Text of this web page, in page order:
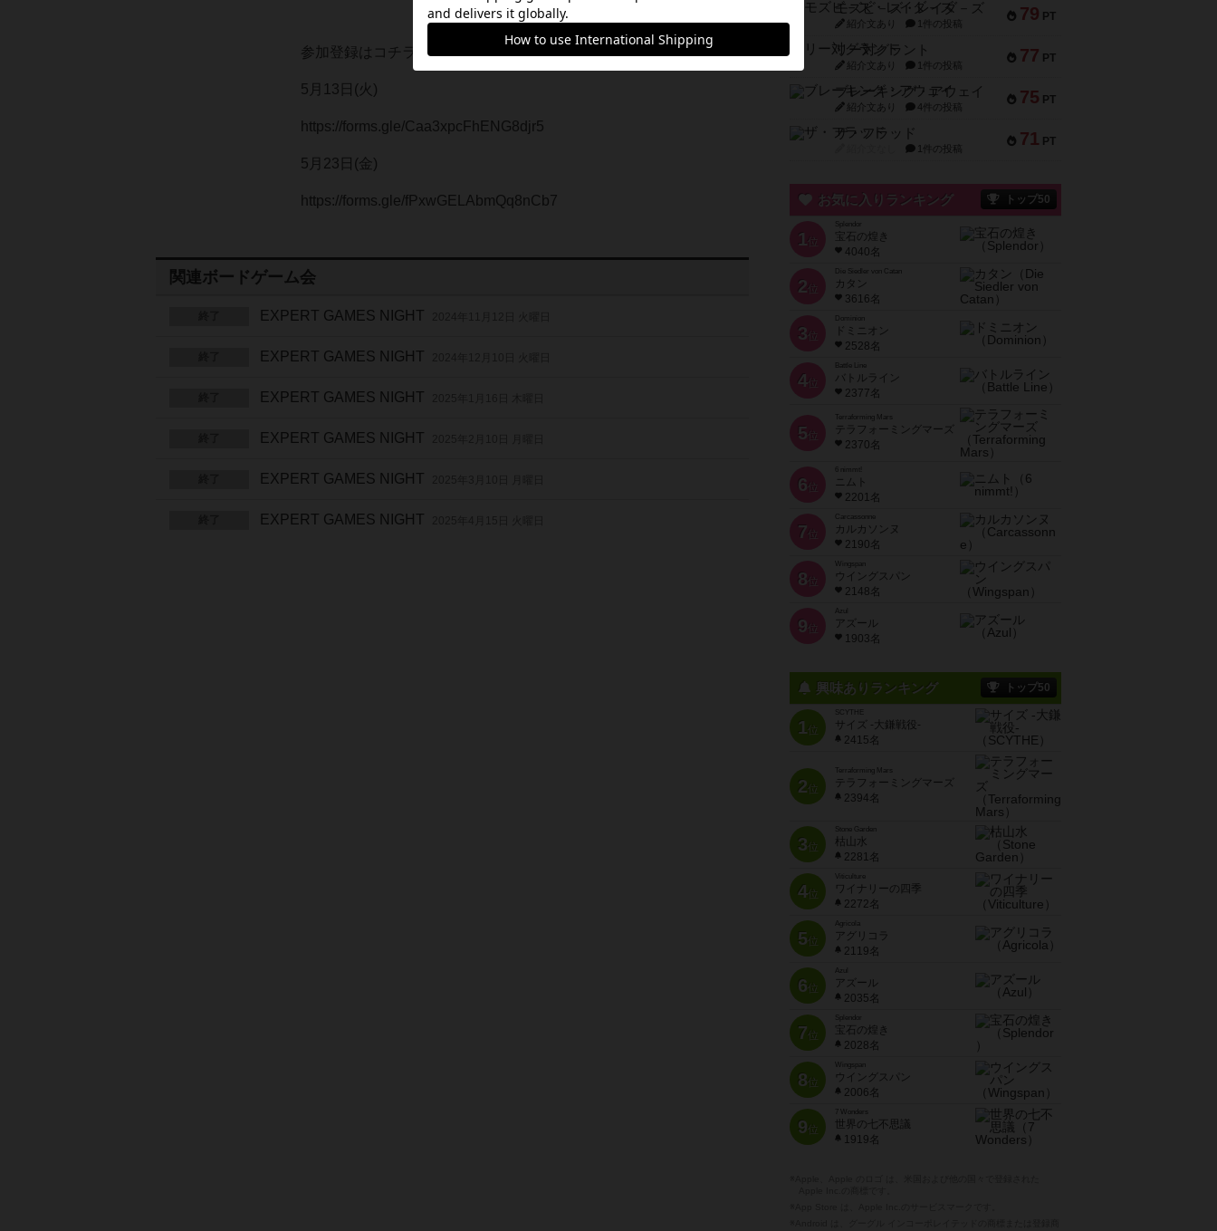
参加登録はコチラ↓
5月13日(火)
https://forms.gle/Caa3xpcFhENG8djr5
5月23日(金)
https://forms.gle/fPxwGELAbmQq8nCb7
関連ボードゲーム会
EXPERT GAMES NIGHT
EXPERT GAMES NIGHT
EXPERT GAMES NIGHT
EXPERT GAMES NIGHT
EXPERT GAMES NIGHT
EXPERT GAMES NIGHT
79 PT
モズビ－ズ・レイダ－ズ
紹介文あり 1件の投稿
77 PT
リー対グラント
紹介文あり 1件の投稿
75 PT
ブレーキング・アウェイ
紹介文あり 4件の投稿
71 PT
ザ・フラッド
1件の投稿
お気に入りランキング トップ50
1 位
宝石の煌き
4040名
2 位
Die Siedler von Catan
カタン
3616名
3 位
ドミニオン
2528名
4位
Battle Line
バトルライン
2377名
5 位
Terraforming Mars
テラフォーミングマーズ
2370名
6 位
ニムト
2201名
7 位
Carcassonne
カルカソンヌ
2190名
8 位
Wingspan
ウイングスパン
2148名
9 位
Azul
アズール
1903名
興味ありランキング トップ50
1位
SCYTHE
サイズ -大鎌戦役-
2415名
2位
Terraforming Mars
テラフォーミングマーズ
2394名
3位
Stone Garden
枯山水
2281名
4位
Viticulture
ワイナリーの四季
2272名
5位
Agricola
アグリコラ
2119名
6位
Azul
アズール
2035名
7位
宝石の煌き
2028名
8位
Wingspan
ウイングスパン
2006名
9位
7 Wonders
世界の七不思議
1919名